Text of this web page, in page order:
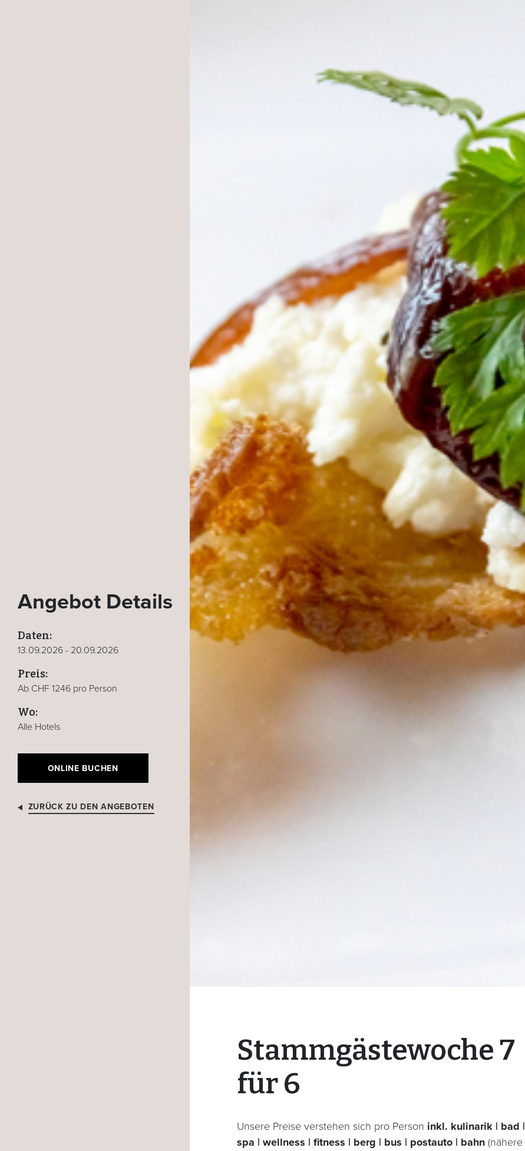
Angebot Details
Daten:
13.09.2026 - 20.09.2026
Preis:
Ab CHF 1246 pro Person
Wo:
Alle Hotels
ONLINE BUCHEN
ZURÜCK ZU DEN ANGEBOTEN
Stammgästewoche 7
für 6
Unsere Preise verstehen sich pro Person inkl. kulinarik | bad |
spa | wellness | fitness | berg | bus | postauto | bahn (nähere